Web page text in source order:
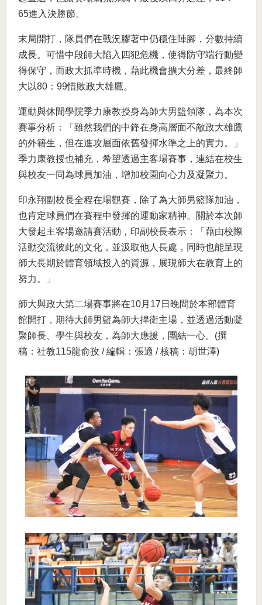
65進入決勝節。
末局開打，隊員們在戰況膠著中仍穩住陣腳，分數持續
成長。可惜中段師大陷入四犯危機，使得防守端行動變
得保守，而政大抓準時機，藉此機會擴大分差，最終師
大以80：99惜敗政大雄鷹。
運動與休閒學院季力康教授身為師大男籃領隊，為本次
賽事分析：「雖然我們的中鋒在身高層面不敵政大雄鷹
的外籍生，但在進攻層面依舊發揮水準之上的實力。」
季力康教授也補充，希望透過主客場賽事，連結在校生
與校友一同為球員加油，增加校園向心力及凝聚力。
印永翔副校長全程在場觀賽，除了為大師男籃隊加油，
也肯定球員們在賽程中發揮的運動家精神。關於本次師
大發起主客場邀請賽活動，印副校長表示：「藉由校際
活動交流彼此的文化，並汲取他人長處，同時也能呈現
師大長期於體育領域投入的資源，展現師大在教育上的
努力。」
師大與政大第二場賽事將在10月17日晚間於本部體育
館開打，期待大師男籃為師大捍衛主場，並透過活動凝
聚師長、學生與校友，為師大應援，團結一心。(撰
稿：社教115龍俞孜 / 編輯：張適 / 核稿：胡世澤)